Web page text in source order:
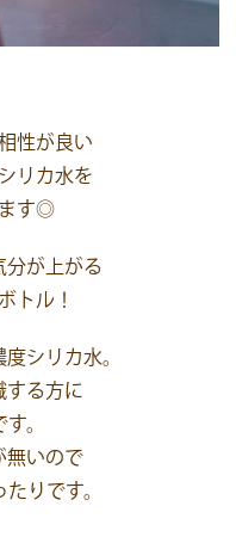
性が良い
リカ水を
ます◎
分が上がる
トル！
シリカ水。
する方に
。
無いので
りです。